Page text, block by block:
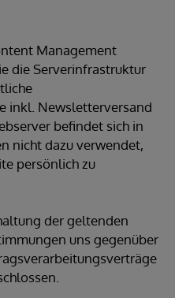
Management
die Serverinfrastruktur
inkl. Newsletterversand
befindet sich in
nicht dazu verwendet,
persönlich zu
der geltenden
uns gegenüber